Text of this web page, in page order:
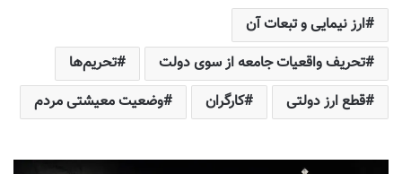
ارز نیمایی و تبعات آن
تحریف واقعیات جامعه از سوی دولت
تحریم‌ها
قطع ارز دولتی
کارگران وضعیت معیشتی مردم